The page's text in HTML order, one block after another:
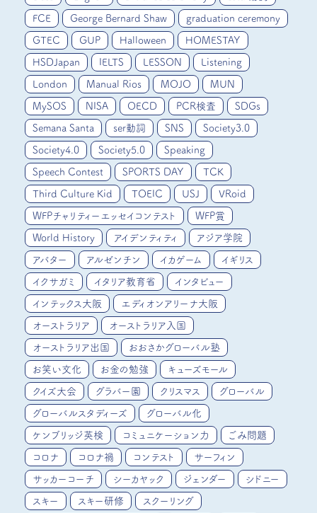
FCE George Bernard Shaw graduation ceremony
GTEC GUP Halloween HOMESTAY
HSDJapan IELTS LESSON Listening
London Manual Rios MOJO MUN
MySOS NISA OECD PCR検査 SDGs
Semana Santa ser動詞 SNS Society3.0
Society4.0 Society5.0 Speaking
Speech Contest SPORTS DAY TCK
Third Culture Kid TOEIC USJ VRoid
WFPチャリティーエッセイコンテスト WFP賞
World History アイデンティティ アジア学院
アバター アルゼンチン イカゲーム イギリス
イクサガミ イタリア教育省 インタビュー
インテックス大阪 エディオンアリーナ大阪
オーストラリア オーストラリア入国
オーストラリア出国 おおさかグローバル塾
お笑い文化 お金の勉強 キューズモール
クイズ大会 グラバー園 クリスマス グローバル
グローバルスタディーズ グローバル化
ケンブリッジ英検 コミュニケーション力 ごみ問題
コロナ コロナ禍 コンテスト サーフィン
サッカーコーチ シーカヤック ジェンダー シドニー
スキー スキー研修 スクーリング